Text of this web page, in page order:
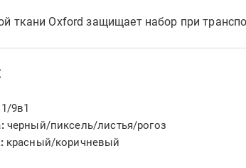
ткани Oxford защищает набор при
9в1
черный/пиксель/листья/рогоз
красный/коричневый